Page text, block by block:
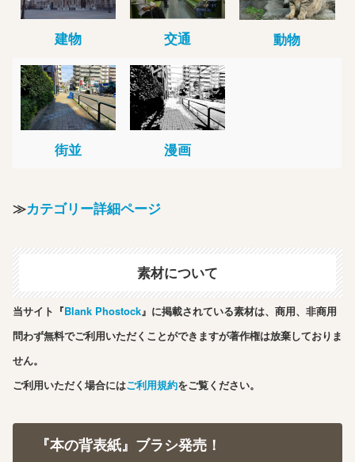
建物 交通 動物
街並 漫画
≫カテゴリー詳細ページ
素材について
当サイト『Blank Phostock』に掲載されている素材は、商用、非商用
問わず無料でご利用いただくことができますが著作権は放棄しておりま
せん。
ご利用いただく場合にはご利用規約をご覧ください。
『本の背表紙』ブラシ発売！